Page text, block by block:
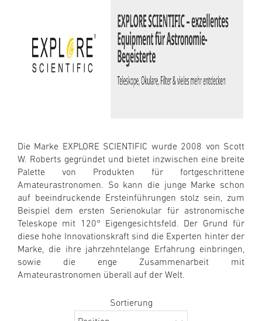
Die Marke EXPLORE SCIENTIFIC wurde 2008 von Scott
W. Roberts gegründet und bietet inzwischen eine breite
Palette von Produkten für fortgeschrittene
Amateurastronomen. So kann die junge Marke schon
auf beeindruckende Ersteinführungen stolz sein, zum
Beispiel dem ersten Serienokular für astronomische
Teleskope mit 120° Eigengesichtsfeld. Der Grund für
diese hohe Innovationskraft sind die Experten hinter der
Marke, die ihre jahrzehntelange Erfahrung einbringen,
sowie die enge Zusammenarbeit mit
Amateurastronomen überall auf der Welt.
Sortierung